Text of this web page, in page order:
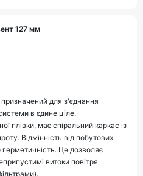
127 мм
призначений для з'єднання
в єдине ціле.
плівки, має спіральний каркас із
Відмінність від побутових
герметичність. Це дозволяє
витоки повітря